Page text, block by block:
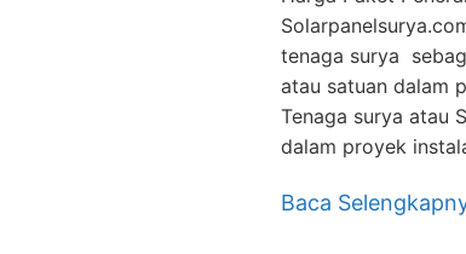
tenaga surya
atau satuan dalam
Tenaga surya atau
dalam proyek
Baca